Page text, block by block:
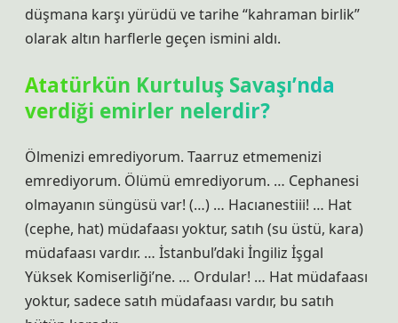
düşmana karşı yürüdü ve tarihe “kahraman birlik”
olarak altın harflerle geçen ismini aldı.
Atatürkün Kurtuluş Savaşı’nda
verdiği emirler nelerdir?
Ölmenizi emrediyorum. Taarruz etmemenizi
emrediyorum. Ölümü emrediyorum. … Cephanesi
olmayanın süngüsü var! (…) … Hacıanestiii! … Hat
(cephe, hat) müdafaası yoktur, satıh (su üstü, kara)
müdafaası vardır. … İstanbul’daki İngiliz İşgal
Yüksek Komiserliği’ne. … Ordular! … Hat müdafaası
yoktur, sadece satıh müdafaası vardır, bu satıh